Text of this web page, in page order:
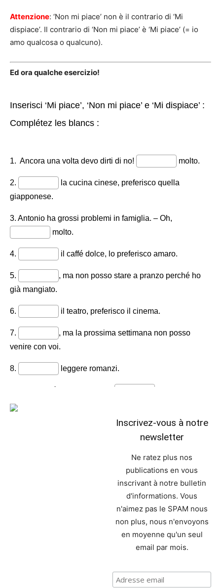
Attenzione: ‘Non mi piace’ non è il contrario di ‘Mi
dispiace’. Il contrario di ‘Non mi piace’ è ‘Mi piace’ (= io
amo qualcosa o qualcuno).
Ed ora qualche esercizio!
Inscrivez-vous à notre
newsletter
Ne ratez plus nos
publications en vous
inscrivant à notre bulletin
d'informations. Vous
n'aimez pas le SPAM nous
non plus, nous n'envoyons
en moyenne qu'un seul
email par mois.